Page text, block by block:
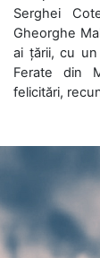
Serghei
Gheorghe
ai țării, cu
Ferate din
felicitări,